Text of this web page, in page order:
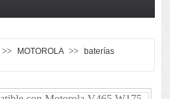
>> MOTOROLA >>
baterías